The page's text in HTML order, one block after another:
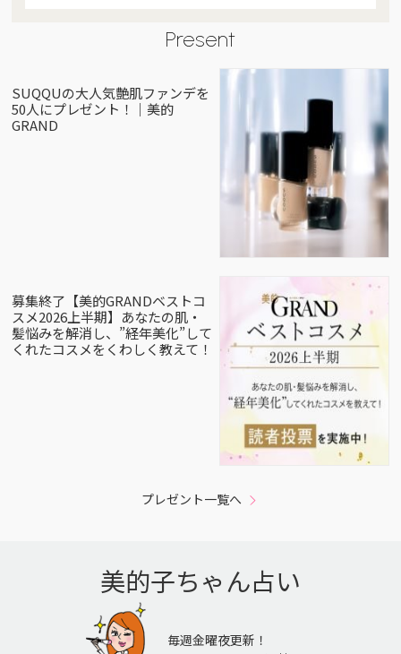
Present
SUQQUの大人気艶肌ファンデを
50人にプレゼント！｜美的
GRAND
募集終了【美的GRANDベストコ
スメ2026上半期】あなたの肌・
髪悩みを解消し、”経年美化”して
くれたコスメをくわしく教えて！
プレゼント一覧へ
美的子ちゃん占い
毎週金曜夜更新！